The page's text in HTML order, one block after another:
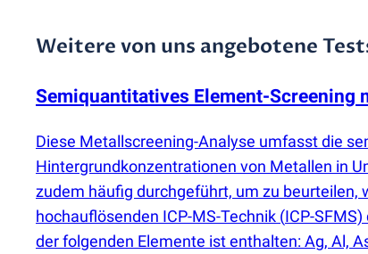
Weitere von uns angebotene
Semiquantitatives Element-Screening
Diese Metallscreening-Analyse umfasst die
Hintergrundkonzentrationen von Metallen in
zudem häufig durchgeführt, um zu
hochauflösenden ICP-MS-Technik (ICP-
der folgenden Elemente ist enthalten: Ag, Al, As,